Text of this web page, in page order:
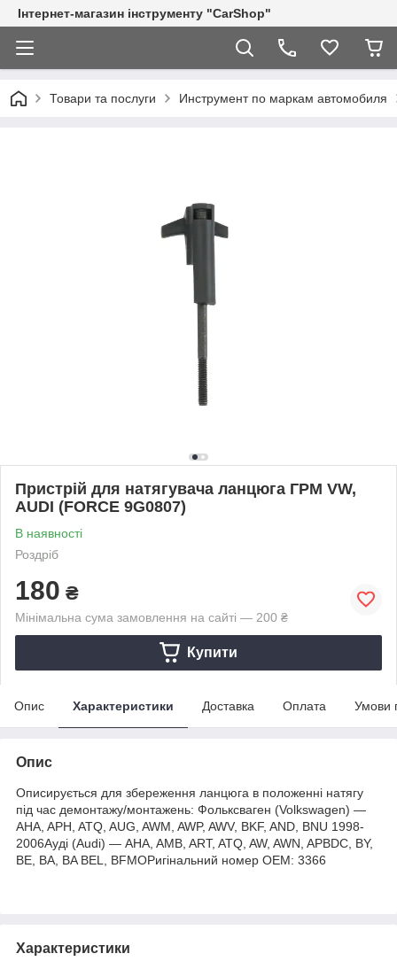
Інтернет-магазин інструменту "CarShop"
Товари та послуги Инструмент по маркам автомобиля
Пристрій для натягувача ланцюга ГРМ VW,
AUDI (FORCE 9G0807)
В наявності
Роздріб
180 ₴
Мінімальна сума замовлення на сайті — 200 ₴
Купити
Опис Характеристики Доставка Оплата Умови
Опис
Описирується для збереження ланцюга в положенні натягу
під час демонтажу/монтажень: Фольксваген (Volkswagen) —
AHA, APH, ATQ, AUG, AWM, AWP, AWV, BKF, AND, BNU 1998-
2006Ауді (Audi) — AHA, AMB, ART, ATQ, AW, AWN, APBDC, BY,
BE, BA, BA BEL, BFMОРигінальний номер ОЕМ: 3366
Характеристики